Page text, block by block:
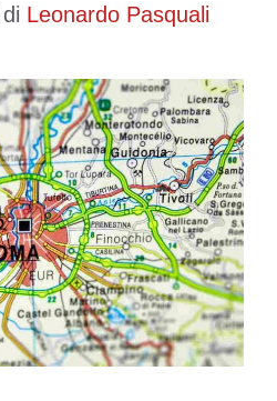
di Leonardo Pasquali